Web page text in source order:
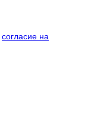
согласие на